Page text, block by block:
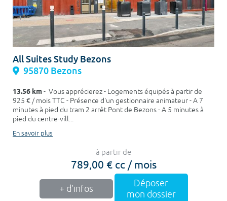
All Suites Study Bezons
95870 Bezons
13.56 km- Vous apprécierez - Logements équipés à partir de
925 € / mois TTC - Présence d'un gestionnaire animateur - A 7
minutes à pied du tram 2 arrêt Pont de Bezons - A 5 minutes à
pied du centre-vill...
En savoir plus
à partir de
789,00 € cc / mois
+ d'infos
Déposer
mon dossier